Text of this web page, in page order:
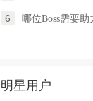
6 哪位Boss需要助力
明星用户